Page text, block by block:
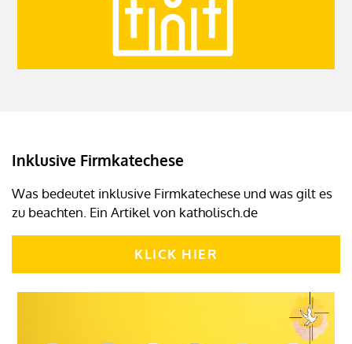
Inklusive Firmkatechese
Was bedeutet inklusive Firmkatechese und was gilt es
zu beachten. Ein Artikel von katholisch.de
KLICK HIER